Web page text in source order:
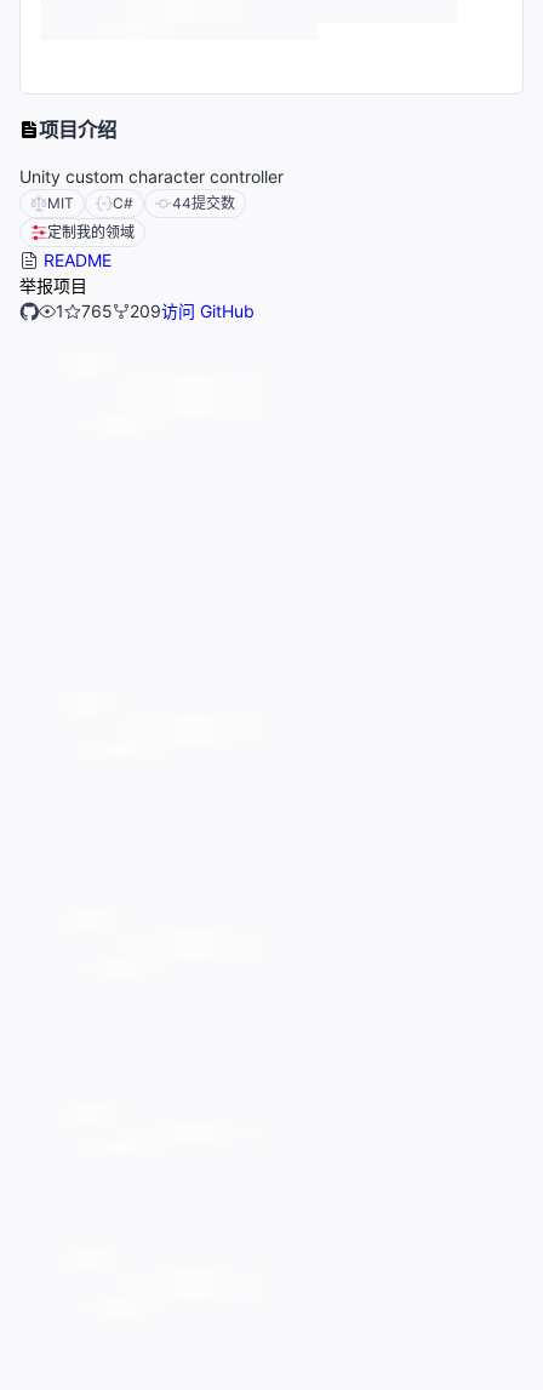
项目介绍
Unity custom character controller
MIT C# 44提交数
定制我的领域
README
举报项目
1
765 209访问 GitHub